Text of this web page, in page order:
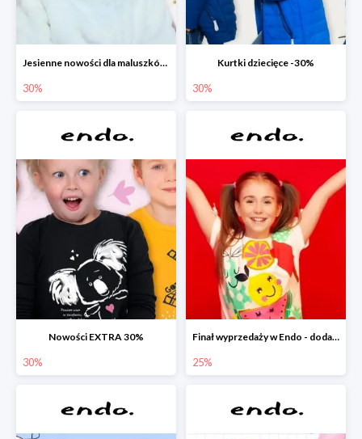
Jesienne nowości dla maluszków -30%
30%
Kurtki dziecięce -30%
30%
Nowości EXTRA 30%
30%
Finał wyprzedaży w Endo - dodatkowe 25% rabatu w Endo
25%